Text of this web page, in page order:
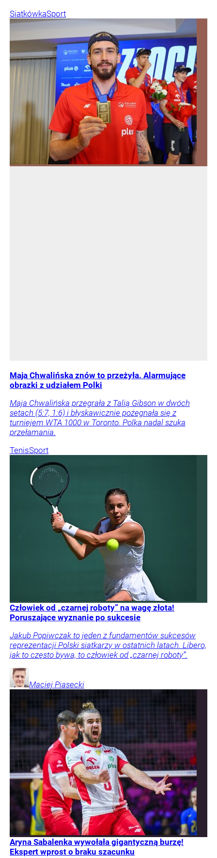
SiatkówkaSport
Maja Chwalińska znów to przeżyła. Alarmujące
obrazki z udziałem Polki
Maja Chwalińska przegrała z Talią Gibson w dwóch
setach (5:7, 1:6) i błyskawicznie pożegnała się z
turniejem WTA 1000 w Toronto. Polka nadal szuka
przełamania.
TenisSport
Człowiek od „czarnej roboty” na wagę złota!
Poruszające wyznanie po sukcesie
Jakub Popiwczak to jeden z fundamentów sukcesów
reprezentacji Polski siatkarzy w ostatnich latach. Libero,
jak to często bywa, to człowiek od „czarnej roboty”.
Maciej Piasecki
Aryna Sabalenka wywołała gigantyczną burzę!
Ekspert wprost o braku szacunku